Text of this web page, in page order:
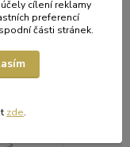
cílení reklamy
preferencí
části stránek.
zde.